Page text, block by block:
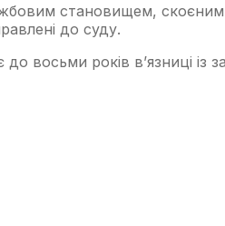
становищем, скоєним
до суду.
восьми років в’язниці із